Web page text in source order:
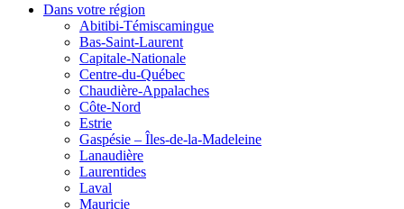
Dans votre région
Abitibi-Témiscamingue
Bas-Saint-Laurent
Capitale-Nationale
Centre-du-Québec
Chaudière-Appalaches
Côte-Nord
Estrie
Gaspésie – Îles-de-la-Madeleine
Lanaudière
Laurentides
Laval
Mauricie